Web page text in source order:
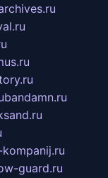
bandamn.ru
guard.ru